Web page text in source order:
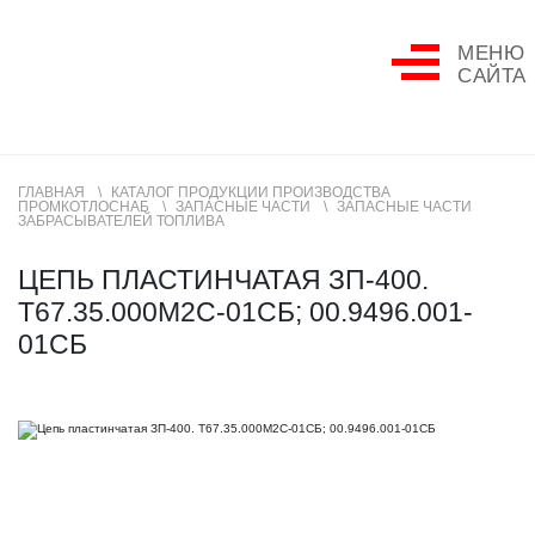
МЕНЮ
САЙТА
ГЛАВНАЯ
КАТАЛОГ ПРОДУКЦИИ ПРОИЗВОДСТВА
ПРОМКОТЛОСНАБ
ЗАПАСНЫЕ ЧАСТИ
ЗАПАСНЫЕ ЧАСТИ
ЗАБРАСЫВАТЕЛЕЙ ТОПЛИВА
ЦЕПЬ ПЛАСТИНЧАТАЯ ЗП-400.
Т67.35.000М2С-01СБ; 00.9496.001-
01СБ